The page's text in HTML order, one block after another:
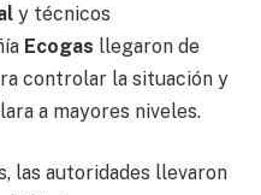
y técnicos
Ecogas llegaron de
controlar la situación y
a mayores niveles.
las autoridades llevaron